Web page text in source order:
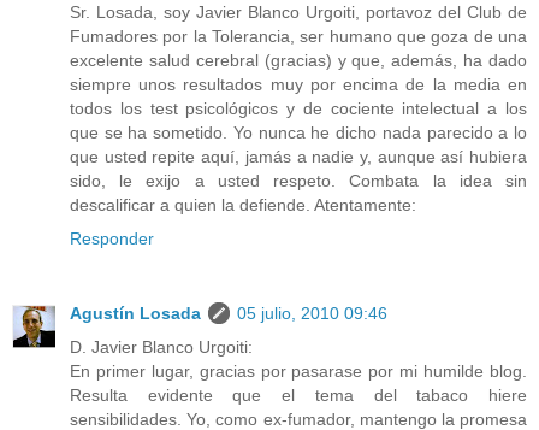
Sr. Losada, soy Javier Blanco Urgoiti, portavoz del Club de
Fumadores por la Tolerancia, ser humano que goza de una
excelente salud cerebral (gracias) y que, además, ha dado
siempre unos resultados muy por encima de la media en
todos los test psicológicos y de cociente intelectual a los
que se ha sometido. Yo nunca he dicho nada parecido a lo
que usted repite aquí, jamás a nadie y, aunque así hubiera
sido, le exijo a usted respeto. Combata la idea sin
descalificar a quien la defiende. Atentamente:
Responder
Agustín Losada
05 julio, 2010 09:46
D. Javier Blanco Urgoiti:
En primer lugar, gracias por pasarase por mi humilde blog.
Resulta evidente que el tema del tabaco hiere
sensibilidades. Yo, como ex-fumador, mantengo la promesa